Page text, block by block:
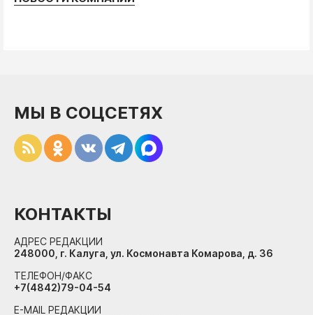
МЫ В СОЦСЕТЯХ
КОНТАКТЫ
АДРЕС РЕДАКЦИИ
248000, г. Калуга, ул. Космонавта Комарова, д. 36
ТЕЛЕФОН/ФАКС
+7(4842)79-04-54
E-MAIL РЕДАКЦИИ